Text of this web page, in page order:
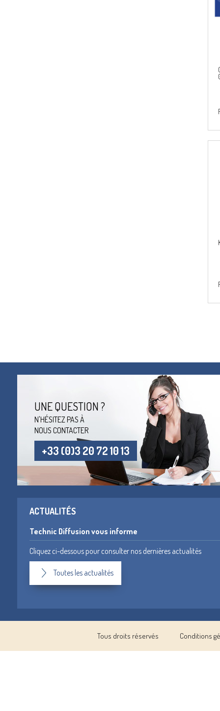
UNE QUESTION ?
N'HÉSITEZ PAS À
NOUS CONTACTER
+33 (0)3 20 72 10 13
ACTUALITÉS
Technic Diffusion vous informe
Cliquez ci-dessous pour consulter nos dernières actualités
Toutes les actualités
Tous droits réservés Conditions